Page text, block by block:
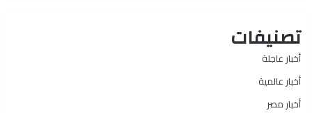
تصنيفات
أخبار عاجلة
أخبار عالمية
أخبار مصر